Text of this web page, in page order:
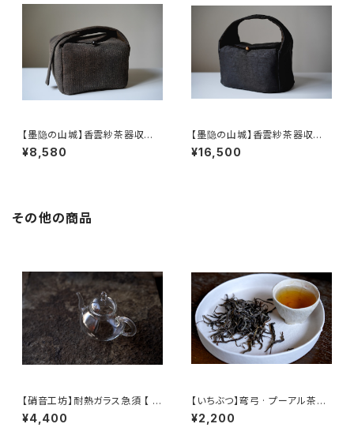
【墨隐の山城】香雲紗茶器収納
バッグ 「内袋分離式のアウトドア
ティーバッグ」
¥8,580
【墨隐の山城】香雲紗茶器収納
バッグ 「内袋分離式のアウトドア
ティーバッグ」
¥16,500
その他の商品
【硝音工坊】耐熱ガラス急須 【 S
hione Studio】Borosilicate
glass teapot
¥4,400
【いちぶつ】弯弓 · プーアル茶
（生茶） 【 ichibutu 】 Pu-erh T
ea
¥2,200